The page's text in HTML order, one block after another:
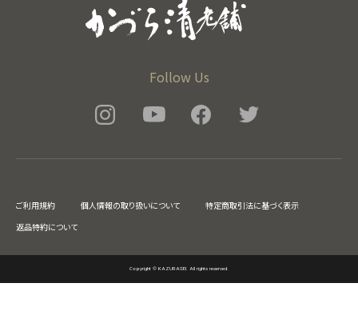
Follow Us
ご利用規約 個人情報の取り扱いについて
特定商取引法に基づく表示
返品特約について
Copyright © KAZURASEI. All rights reserved.